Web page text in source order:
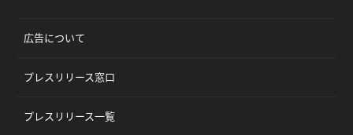
広告について
プレスリリース窓口
プレスリリース一覧